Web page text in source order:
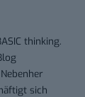
thinking.
sich